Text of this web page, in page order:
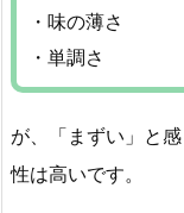
・味の薄さ
・単調さ
が、「まずい」と
性は高いです。